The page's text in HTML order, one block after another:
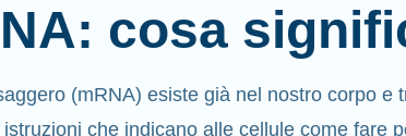
cosa
(mRNA) esiste già nel nostro corpo e
che indicano alle cellule come fare